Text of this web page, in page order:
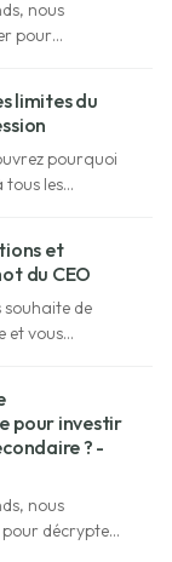
nous
pour
limites du
pourquoi
tous les
et
du CEO
souhaite de
et vous
pour investir
? -
nous
pour décrypter